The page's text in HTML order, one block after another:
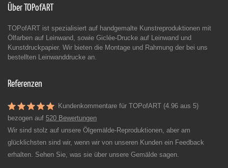
Über TOPofART
TOPofART ist spezialisiert auf handgemalte Kunstreproduktionen mit
Ölfarben auf Leinwand, sowie Giclée-Drucke auf Leinwand und
Kunstdruckpapier. Wir bieten die Montage und Rahmung der bei uns
bestellten Leinwanddrucke an.
Referenzen
Kundenkommentare für TOPofART (4.96 aus 5)
bezogen auf 520 Bewertungen
Wir sind stolz auf unsere Ölgemälde-Reproduktionen, aber am
glücklichsten sind wir, wenn wir von unseren Kunden ein Feedback
erhalten. Sehen Sie, was sie über unsere Gemälde sagen.